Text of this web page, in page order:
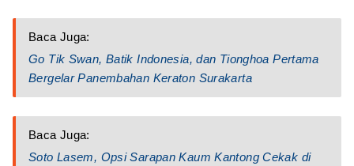
Baca Juga:
Go Tik Swan, Batik Indonesia, dan Tionghoa Pertama
Bergelar Panembahan Keraton Surakarta
Baca Juga:
Soto Lasem, Opsi Sarapan Kaum Kantong Cekak di